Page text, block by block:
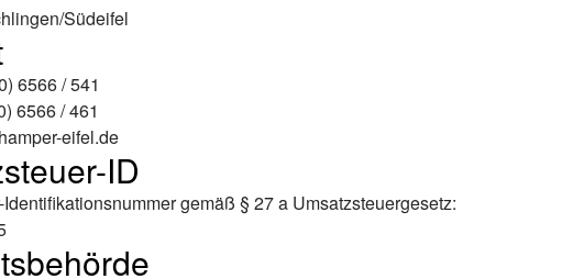
Südeifel
6566 / 541
6566 / 461
eifel.de
ID
gemäß § 27 a Umsatzsteuergesetz: